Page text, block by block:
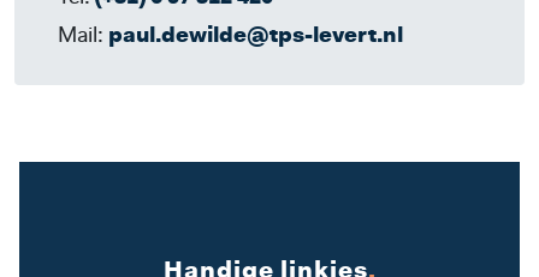
Mail: paul.dewilde@tps-levert.nl